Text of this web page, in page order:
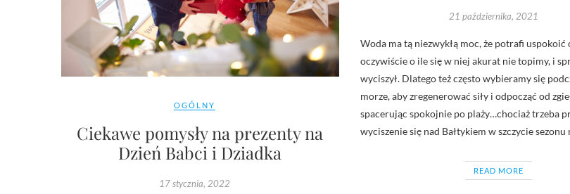
OGÓLNY
Ciekawe pomysły na prezenty na
Dzień Babci i Dziadka
17 stycznia, 2022
21 października, 2021
Woda ma tą niezwykłą moc, że potrafi uspokoić
oczywiście o ile się w niej akurat nie topimy, i
wyciszył. Dlatego też często wybieramy się
morze, aby zregenerować siły i odpocząć od
spacerując spokojnie po plaży…chociaż trzeba
wyciszenie się nad Bałtykiem w szczycie sezonu
READ MORE